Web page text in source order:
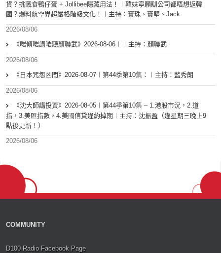
貨？挑戰食鴨仔蛋 + Jollibee隱藏用法！︱韓妹寧願瞓公司都唔想返韓
國？爆料航空界超嚴格階級文化！︱主持：寶珠、寶堅、Jack
2026/08/06
《啱傾啱講啱聽顏聯武》2026-08-06︱︱主持：顏聯武
2026/08/06
《日本咒怨凶間》2026-08-07︱第44季第10集：︱主持：藍秀朗
2026/08/06
《沈大師講投資》2026-08-05︱第44季第10集 – 1.港股市況，2.道
指，3.美匯指數，4.美國信貸違約掉期︱主持：沈振盈（逢星期三晚上9
點後更新！）
2026/08/06
COMMUNITY
D100 Radio Facebook Page